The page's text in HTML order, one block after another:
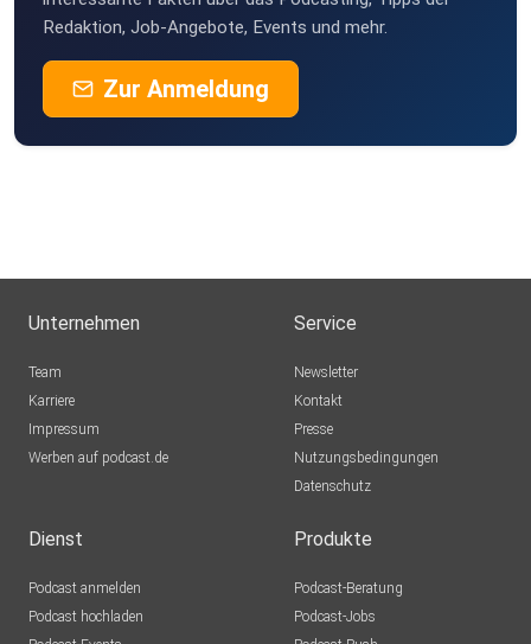
Redaktion, Job-Angebote, Events und mehr.
Zur Anmeldung
Unternehmen
Team
Karriere
Impressum
Werben auf podcast.de
Service
Newsletter
Kontakt
Presse
Nutzungsbedingungen
Datenschutz
Dienst
Podcast anmelden
Podcast hochladen
Produkte
Podcast-Beratung
Podcast-Jobs